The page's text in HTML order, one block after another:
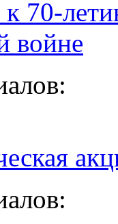
70-
войне